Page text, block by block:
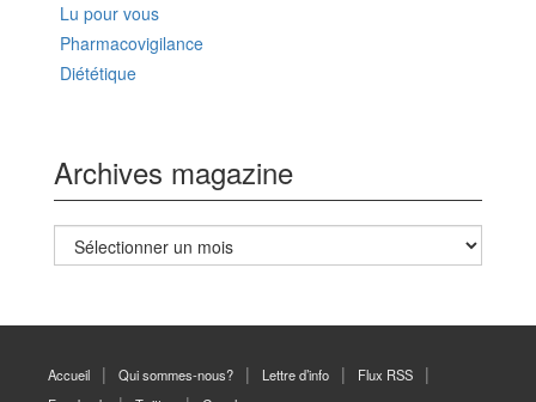
Lu pour vous
Pharmacovigilance
Diététique
Archives magazine
Archives
magazine
Accueil Qui sommes-nous? Lettre d’info
Flux RSS